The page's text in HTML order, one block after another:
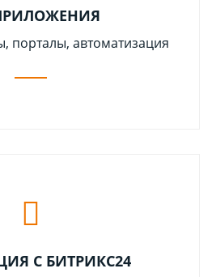
порталы, автоматизация
С БИТРИКС24